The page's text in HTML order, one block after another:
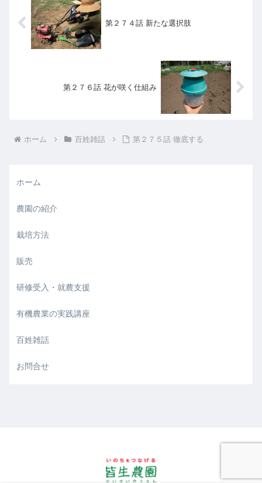
第２７４話 新たな選択肢
第２７６話 花が咲く仕組み
ホーム 百姓雑話 第２７５話 徹底する
ホーム
農園の紹介
栽培方法
販売
研修受入・就農支援
有機農業の実践講座
百姓雑話
お問合せ